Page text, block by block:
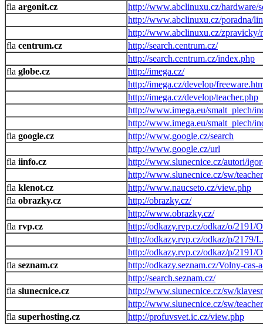
argonit.cz
http://www.abclinuxu.cz/hardware/
http://www.abclinuxu.cz/poradna/
http://www.abclinuxu.cz/zpravicky/
centrum.cz
http://search.centrum.cz/
http://search.centrum.cz/index.php
globe.cz
http://imega.cz/
http://imega.cz/develop/
http://imega.cz/develop/teacher.php
http://www.imega.eu/smalt_plech/
http://www.imega.eu/smalt_plech/
google.cz
http://www.google.cz/search
http://www.google.cz/url
iinfo.cz
http://www.slunecnice.cz/autori/
http://www.slunecnice.cz/sw/
klenot.cz
http://www.naucseto.cz/view.php
obrazky.cz
http://obrazky.cz/
http://www.obrazky.cz/
rvp.cz
http://odkazy.rvp.cz/odkaz/o/
http://odkazy.rvp.cz/odkaz/p/
http://odkazy.rvp.cz/odkaz/p/
seznam.cz
http://odkazy.seznam.cz/Volny-
http://search.seznam.cz/
slunecnice.cz
http://www.slunecnice.cz/sw/
http://www.slunecnice.cz/sw/
superhosting.cz
http://profuvsvet.ic.cz/view.php